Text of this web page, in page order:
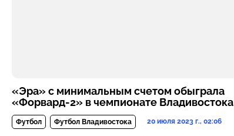
«Эра» с минимальным счетом обыграла
«Форвард-2» в чемпионате Владивостока
Футбол Футбол Владивостока 20 июля 2023 г., 02:06